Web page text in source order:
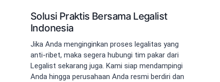
Solusi Praktis Bersama Legalist
Indonesia
Jika Anda menginginkan proses legalitas yang
anti-ribet, maka segera hubungi tim pakar dari
Legalist sekarang juga. Kami siap mendampingi
Anda hingga perusahaan Anda resmi berdiri dan